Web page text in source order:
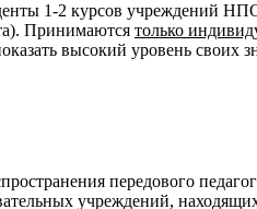
1-2 курсов учреждений
Принимаются только
высокий уровень своих
передового
учреждений,